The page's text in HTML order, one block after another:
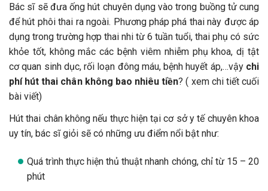
Bác sĩ sẽ đưa ống hút chuyên dụng vào trong buồng tử cung
để hút phôi thai ra ngoài. Phương pháp phá thai này được áp
dụng trong trường hợp thai nhi từ 6 tuần tuổi, thai phụ có sức
khỏe tốt, không mắc các bệnh viêm nhiễm phụ khoa, dị tật
cơ quan sinh dục, rối loạn đông máu, bệnh huyết áp,…vậy chi
phí hút thai chân không bao nhiêu tiền? ( xem chi tiết cuối
bài viết)
Hút thai chân không nếu thực hiện tại cơ sở y tế chuyên khoa
uy tín, bác sĩ giỏi sẽ có những ưu điểm nổi bật như:
Quá trình thực hiện thủ thuật nhanh chóng, chỉ từ 15 – 20
phút